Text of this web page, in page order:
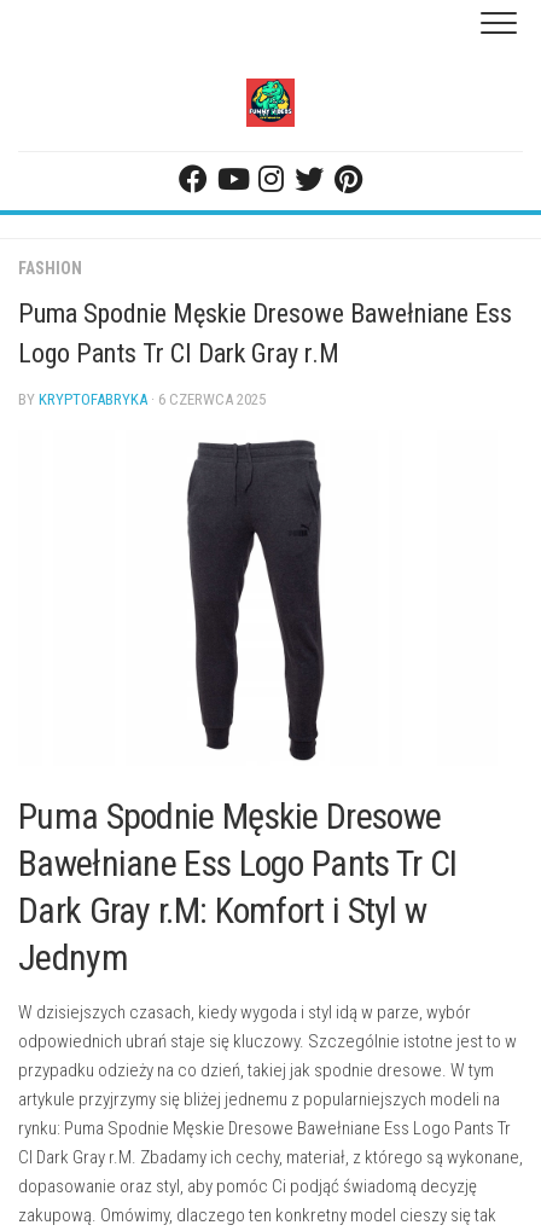
FASHION
Puma Spodnie Męskie Dresowe Bawełniane Ess
Logo Pants Tr CI Dark Gray r.M
BY KRYPTOFABRYKA · 6 CZERWCA 2025
Puma Spodnie Męskie Dresowe
Bawełniane Ess Logo Pants Tr CI
Dark Gray r.M: Komfort i Styl w
Jednym
W dzisiejszych czasach, kiedy wygoda i styl idą w parze, wybór
odpowiednich ubrań staje się kluczowy. Szczególnie istotne jest to w
przypadku odzieży na co dzień, takiej jak spodnie dresowe. W tym
artykule przyjrzymy się bliżej jednemu z popularniejszych modeli na
rynku: Puma Spodnie Męskie Dresowe Bawełniane Ess Logo Pants Tr
CI Dark Gray r.M. Zbadamy ich cechy, materiał, z którego są wykonane,
dopasowanie oraz styl, aby pomóc Ci podjąć świadomą decyzję
zakupową. Omówimy, dlaczego ten konkretny model cieszy się tak